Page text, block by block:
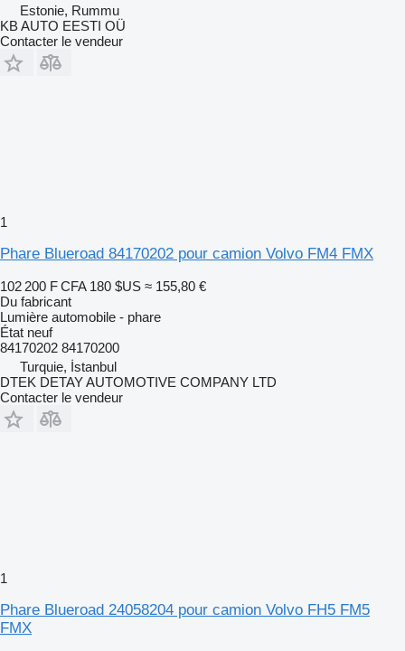
Estonie, Rummu
KB AUTO EESTI OÜ
Contacter le vendeur
1
Phare Blueroad 84170202 pour camion Volvo FM4 FMX
102 200 F CFA 180 $US ≈ 155,80 €
Du fabricant
Lumière automobile - phare
État neuf
84170202 84170200
Turquie, İstanbul
DTEK DETAY AUTOMOTIVE COMPANY LTD
Contacter le vendeur
1
Phare Blueroad 24058204 pour camion Volvo FH5 FM5
FMX